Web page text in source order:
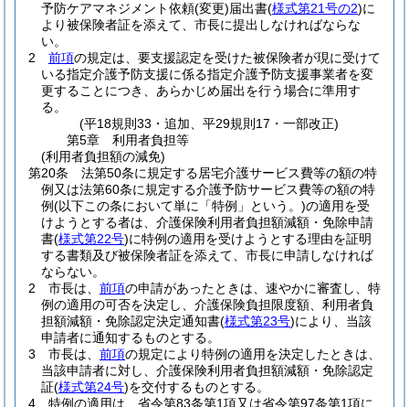
予防ケアマネジメント依頼(変更)届出書(様式第21号の2)に
より被保険者証を添えて、市長に提出しなければならな
い。
2
前項の規定は、要支援認定を受けた被保険者が現に受けて
いる指定介護予防支援に係る指定介護予防支援事業者を変
更することにつき、あらかじめ届出を行う場合に準用す
る。
(平18規則33・追加、平29規則17・一部改正)
第5章
利用者負担等
(利用者負担額の減免)
第20条
法第50条に規定する居宅介護サービス費等の額の特
例又は法第60条に規定する介護予防サービス費等の額の特
例(以下この条において単に「特例」という。)の適用を受
けようとする者は、介護保険利用者負担額減額・免除申請
書(様式第22号)に特例の適用を受けようとする理由を証明
する書類及び被保険者証を添えて、市長に申請しなければ
ならない。
2
市長は、 前項の申請があったときは、速やかに審査し、特
例の適用の可否を決定し、介護保険負担限度額、利用者負
担額減額・免除認定決定通知書(様式第23号)により、当該
申請者に通知するものとする。
3
市長は、 前項の規定により特例の適用を決定したときは、
当該申請者に対し、介護保険利用者負担額減額・免除認定
証(様式第24号)を交付するものとする。
4
特例の適用は、省令第83条第1項又は省令第97条第1項に